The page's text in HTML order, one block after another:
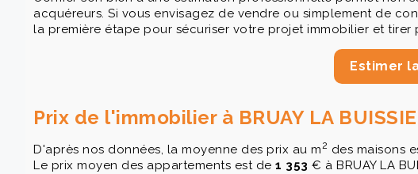
acquéreurs. Si vous envisagez de vendre ou simplement de
la première étape pour sécuriser votre projet immobilier et tirer
Estimer
Prix de l'immobilier à BRUAY LA
D'après nos données, la moyenne des prix au m2 des maisons
Le prix moyen des appartements est de 1 353 € à BRUAY LA